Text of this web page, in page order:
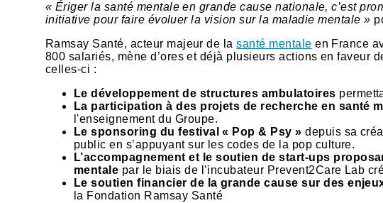
« Ériger la santé mentale en grande cause nationale, c’est
initiative pour faire évoluer la vision sur la maladie mentale »
Ramsay Santé, acteur majeur de lasanté mentale en France
800 salariés, mène d’ores et déjà plusieurs actions en faveur
celles-ci :
Le développement de structures ambulatoires
La participation à des projets de recherche en santé
l'enseignement du Groupe.
Le sponsoring du festival « Pop & Psy » depuis sa
public en s’appuyant sur les codes de la pop culture.
L’accompagnement et le soutien de start-ups
mentale par le biais de l’incubateur Prevent2Care Lab
Le soutien financier de la grande cause sur des
la Fondation Ramsay Santé